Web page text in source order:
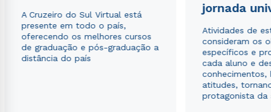
A Cruzeiro do Sul Virtual está
presente em todo o país,
oferecendo os melhores cursos
de graduação e pós-graduação a
distância do país
jornada
Atividades de
consideram os
específicos e
cada aluno e
conhecimentos,
atitudes,
protagonista da
Estou de acordo com a Política de Privacidade.e
autorizo que meus dados sejam utilizados para o